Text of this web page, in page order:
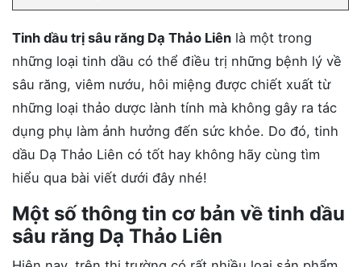
Tinh dầu trị sâu răng Dạ Thảo Liên là một trong
những loại tinh dầu có thể điều trị những bệnh lý về
sâu răng, viêm nướu, hôi miệng được chiết xuất từ
những loại thảo dược lành tính mà không gây ra tác
dụng phụ làm ảnh hưởng đến sức khỏe. Do đó, tinh
dầu Dạ Thảo Liên có tốt hay không hãy cùng tìm
hiểu qua bài viết dưới đây nhé!
Một số thông tin cơ bản về tinh dầu
sâu răng Dạ Thảo Liên